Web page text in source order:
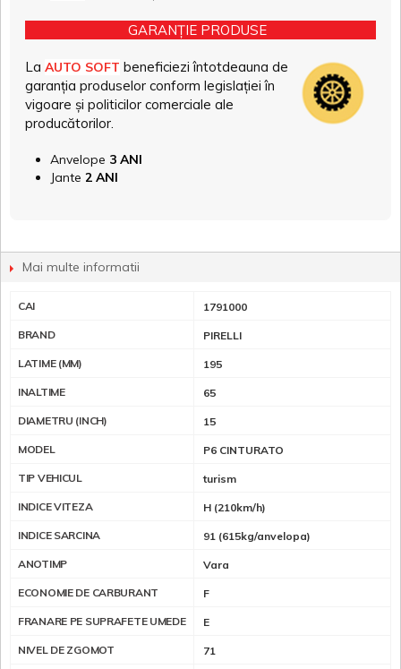
GARANȚIE PRODUSE
La AUTO SOFT beneficiezi întotdeauna de
garanția produselor conform legislației în
vigoare și politicilor comerciale ale
producătorilor.
Anvelope 3 ANI
Jante 2 ANI
Mai multe informatii
CAI 1791000
BRAND PIRELLI
LATIME (MM) 195
INALTIME 65
DIAMETRU (INCH) 15
MODEL P6 CINTURATO
TIP VEHICUL turism
INDICE VITEZA H (210km/h)
INDICE SARCINA 91 (615kg/anvelopa)
ANOTIMP Vara
ECONOMIE DE CARBURANT F
FRANARE PE SUPRAFETE UMEDE E
NIVEL DE ZGOMOT 71